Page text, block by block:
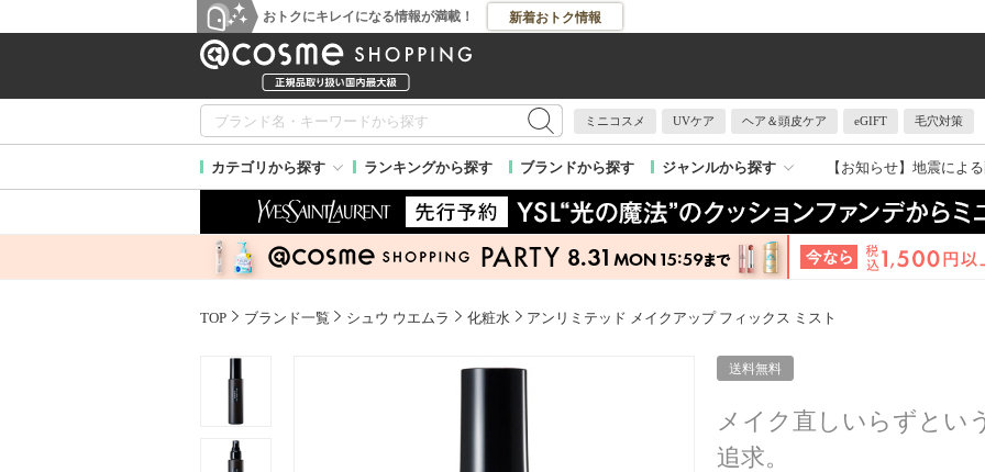
おトクにキレイになる情報が満載！ 新着おトク情報
ミニコスメ UVケア ヘア＆頭皮ケア eGIFT 毛穴対策
カテゴリから探す ランキングから探す ブランドから探す ジャンルから探す 【お知らせ】 地震によ
TOP ブランド一覧 シュウ ウエムラ 化粧水 アンリミテッド メイクアップ フィックス ミスト
送料無料
メイク直しいらずとい
追求。